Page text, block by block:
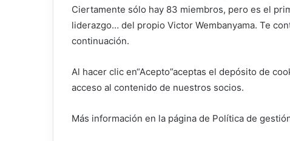
Ciertamente sólo hay 83 miembros, pero es el
liderazgo… del propio Victor Wembanyama. Te
continuación.
Al hacer clic en“Acepto”aceptas el depósito de
acceso al contenido de nuestros socios.
Más información en la página de Política de